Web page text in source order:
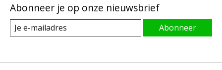
Abonneer je op onze nieuwsbrief
Abonneer